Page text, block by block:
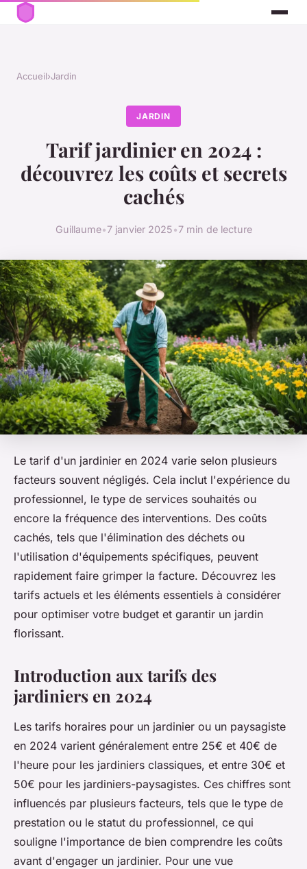
Accueil›Jardin
JARDIN
Tarif jardinier en 2024 :
découvrez les coûts et secrets
cachés
Guillaume•7 janvier 2025•7 min de lecture
Le tarif d'un jardinier en 2024 varie selon plusieurs
facteurs souvent négligés. Cela inclut l'expérience du
professionnel, le type de services souhaités ou
encore la fréquence des interventions. Des coûts
cachés, tels que l'élimination des déchets ou
l'utilisation d'équipements spécifiques, peuvent
rapidement faire grimper la facture. Découvrez les
tarifs actuels et les éléments essentiels à considérer
pour optimiser votre budget et garantir un jardin
florissant.
Introduction aux tarifs des
jardiniers en 2024
Les tarifs horaires pour un jardinier ou un paysagiste
en 2024 varient généralement entre 25€ et 40€ de
l'heure pour les jardiniers classiques, et entre 30€ et
50€ pour les jardiniers-paysagistes. Ces chiffres sont
influencés par plusieurs facteurs, tels que le type de
prestation ou le statut du professionnel, ce qui
souligne l'importance de bien comprendre les coûts
avant d'engager un jardinier. Pour une vue